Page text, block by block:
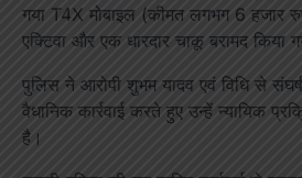
गया T4X मोबाइल (कीमत लगभग 6 हजार
एक्टिवा और एक धारदार चाकू बरामद किया
पुलिस ने आरोपी शुभम यादव एवं विधि से
वैधानिक कार्रवाई करते हुए उन्हें न्यायिक
है।